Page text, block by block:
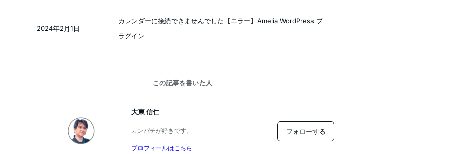
カレンダーに接続できませんでした【エラー】Amelia WordPress プ
ラグイン
2024年2月1日
この記事を書いた人
大東 信仁
カンパチが好きです。
プロフィールはこちら
フォローする